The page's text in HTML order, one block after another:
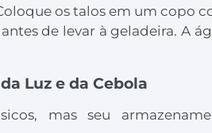
os talos em um copo
de levar à geladeira. A
Luz e da Cebola
mas seu